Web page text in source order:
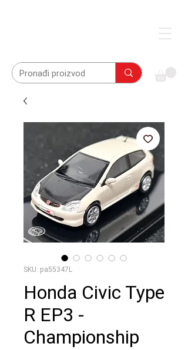
SKU: pa55347L
Honda Civic Type
R EP3 -
Championship